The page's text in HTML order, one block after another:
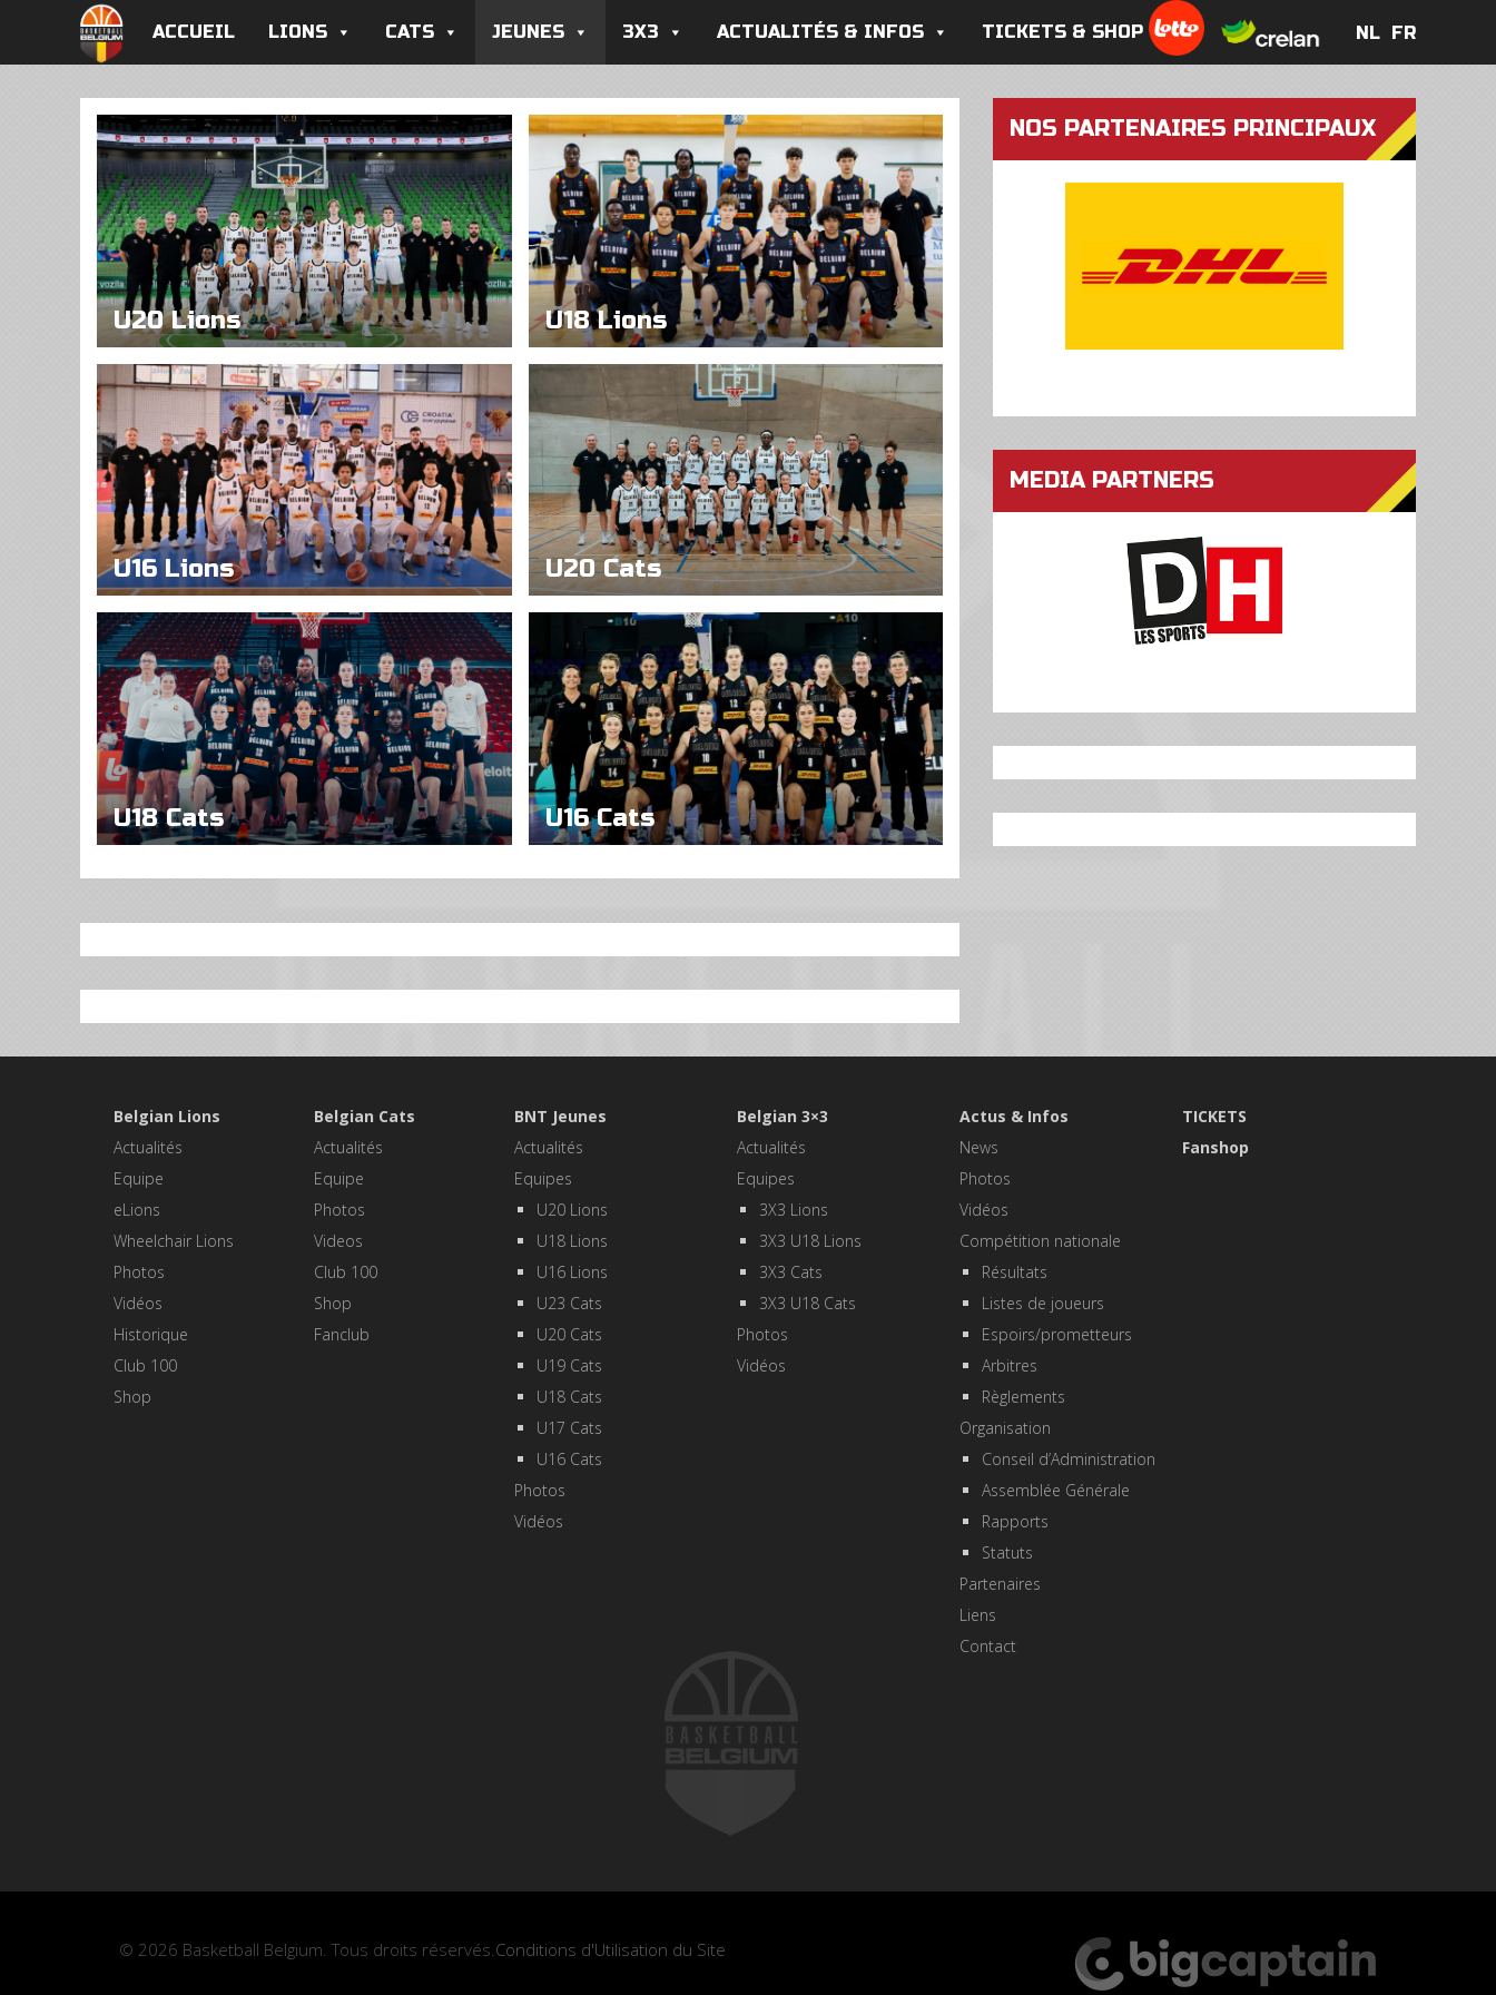
ACCUEIL LIONS CATS JEUNES 3X3 ACTUALITÉS & INFOS TICKETS & SHOP NL FR
U20 Lions U18 Lions
U16 Lions U20 Cats
U18 Cats U16 Cats
NOS PARTENAIRES PRINCIPAUX
MEDIA PARTNERS
Belgian Lions
Actualités
Equipe
eLions
Wheelchair Lions
Photos
Vidéos
Historique
Club 100
Shop
Belgian Cats
Actualités
Equipe
Photos
Videos
Club 100
Shop
Fanclub
BNT Jeunes
Actualités
Equipes
U20 Lions
U18 Lions
U16 Lions
U23 Cats
U20 Cats
U19 Cats
U18 Cats
U17 Cats
U16 Cats
Photos
Vidéos
Belgian 3×3
Actualités
Equipes
3X3 Lions
3X3 U18 Lions
3X3 Cats
3X3 U18 Cats
Photos
Vidéos
Actus & Infos
News
Photos
Vidéos
Compétition nationale
Résultats
Listes de joueurs
Espoirs/prometteurs
Arbitres
Règlements
Organisation
Conseil d’Administration
Assemblée Générale
Rapports
Statuts
Partenaires
Liens
Contact
TICKETS
Fanshop
© 2026 Basketball Belgium. Tous droits réservés. Conditions d'Utilisation du Site
NL